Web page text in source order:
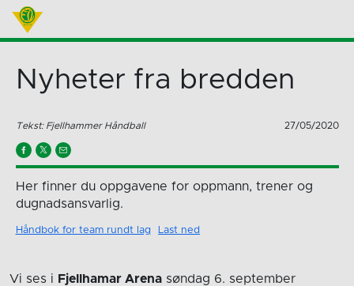
Nyheter fra bredden
Tekst: Fjellhammer Håndball 27/05/2020
Her finner du oppgavene for oppmann, trener og
dugnadsansvarlig.
Håndbok for team rundt lag Last ned
Vi ses i Fjellhamar Arena søndag 6. september